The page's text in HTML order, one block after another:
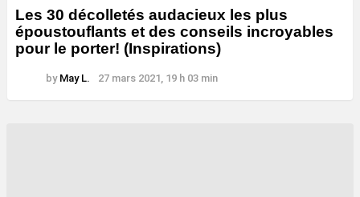
Les 30 décolletés audacieux les plus
époustouflants et des conseils incroyables
pour le porter! (Inspirations)
by May L. 27 mars 2021, 19 h 03 min